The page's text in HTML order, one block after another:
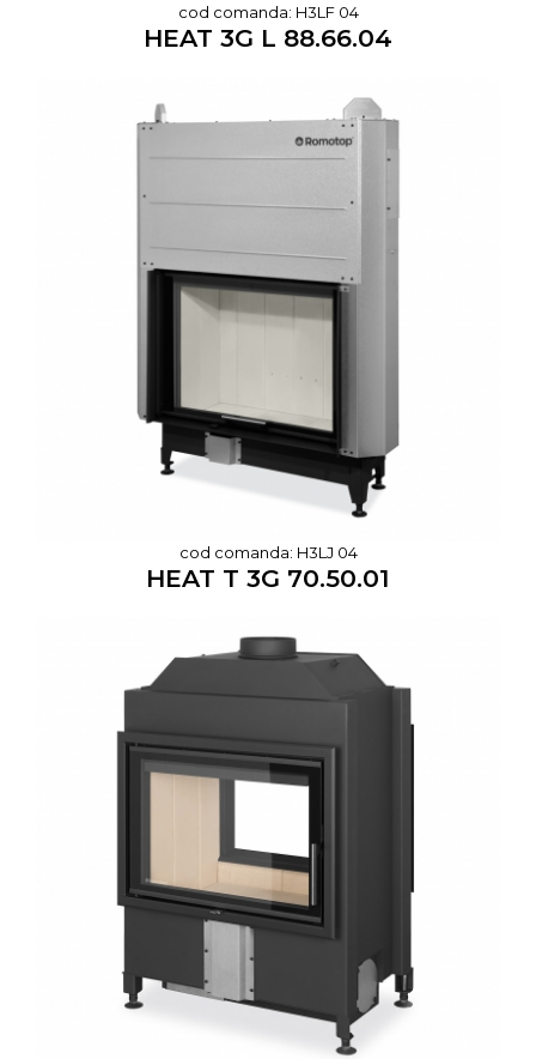
cod comanda: H3LF 04
HEAT 3G L 88.66.04
cod comanda: H3LJ 04
HEAT T 3G 70.50.01